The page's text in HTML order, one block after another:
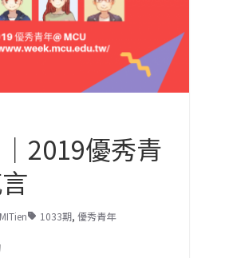
2019優秀青
1033期, 優秀青年